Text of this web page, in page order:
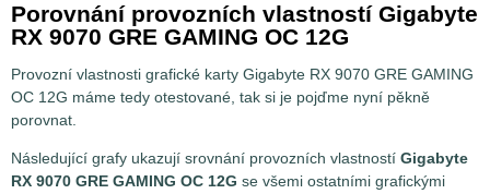
Porovnání provozních vlastností Gigabyte
RX 9070 GRE GAMING OC 12G
Provozní vlastnosti grafické karty Gigabyte RX 9070 GRE GAMING
OC 12G máme tedy otestované, tak si je pojďme nyní pěkně
porovnat.
Následující grafy ukazují srovnání provozních vlastností Gigabyte
RX 9070 GRE GAMING OC 12G se všemi ostatními grafickými